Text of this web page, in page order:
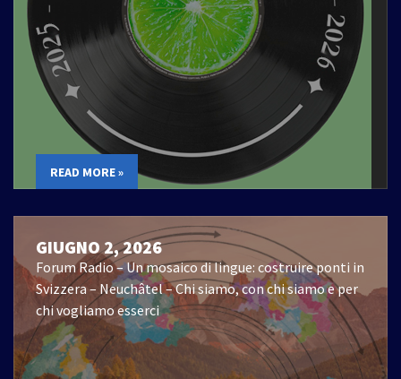
READ MORE »
GIUGNO 2, 2026
Forum Radio – Un mosaico di lingue: costruire ponti in
Svizzera – Neuchâtel – Chi siamo, con chi siamo e per
chi vogliamo esserci